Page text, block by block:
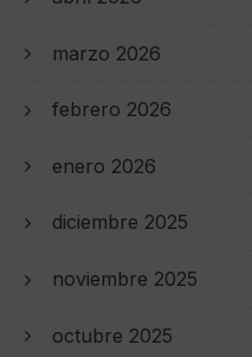
marzo 2026
febrero 2026
enero 2026
diciembre 2025
noviembre 2025
octubre 2025